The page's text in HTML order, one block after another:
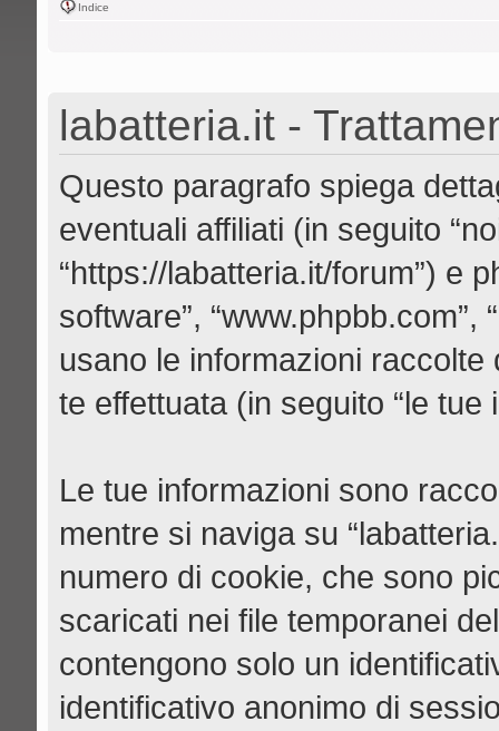
Indice
labatteria.it -
Questo paragrafo spiega
eventuali affiliati (in seguito
“https://labatteria.it/forum”) e
software”, “www.phpbb.com”,
usano le informazioni raccolte
te effettuata (in seguito “le tue
Le tue informazioni sono
mentre si naviga su
numero di cookie, che sono
scaricati nei file temporanei
contengono solo un
identificativo anonimo di